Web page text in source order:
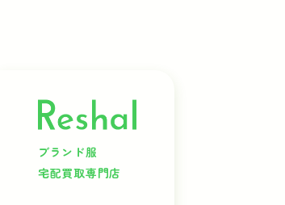
ブランド服
宅配買取専門店